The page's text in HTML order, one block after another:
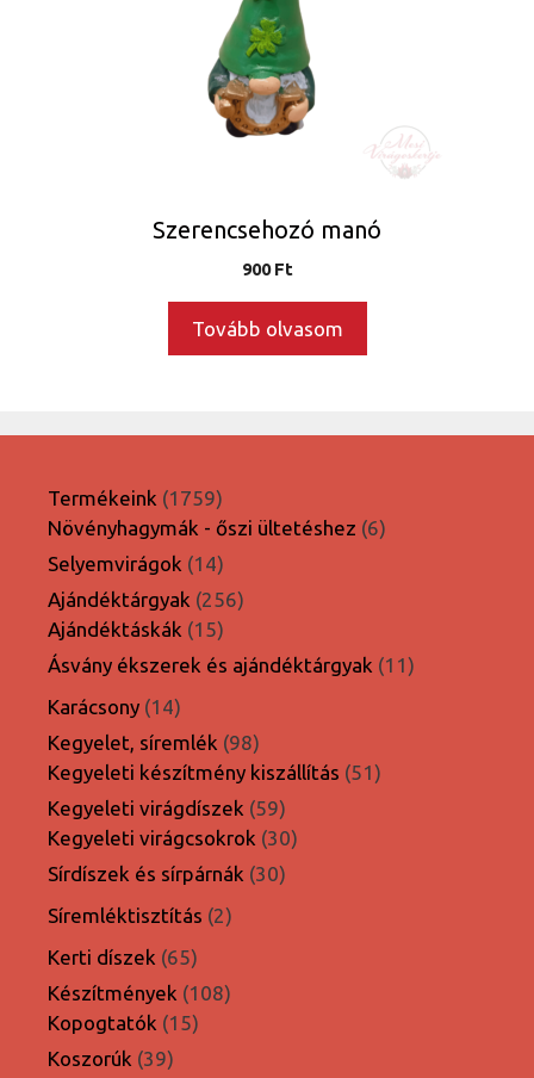
Szerencsehozó manó
900Ft
Tovább olvasom
Termékeink 17591759
termék
Növényhagymák - őszi ültetéshez 66
Selyemvirágok 1414
termék
Ajándéktárgyak 256256
Ajándéktáskák 1515
termék
Ásvány ékszerek és ajándéktárgyak 1111
Karácsony 1414
termék
Kegyelet, síremlék 9898
termék
Kegyeleti készítmény kiszállítás 5151
Kegyeleti virágdíszek 5959
termék
Kegyeleti virágcsokrok 3030
Sírdíszek és sírpárnák 3030
Síremléktisztítás 22
Kerti díszek 6565
termék
Készítmények 108108
Kopogtatók 1515
Koszorúk 3939